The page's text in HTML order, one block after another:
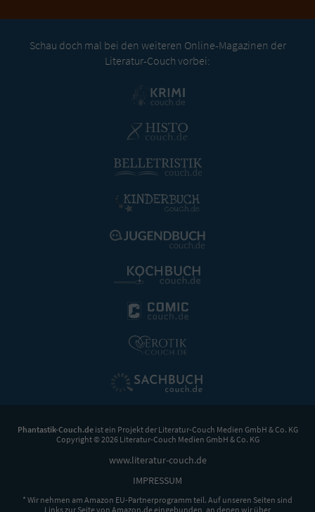
Schau doch mal bei den weiteren Online-Magazinen der
Literatur-Couch vorbei:
Phantastik-Couch.deist ein Projekt der Literatur-Couch Medien GmbH & Co. KG
Copyright © 2026 Literatur-Couch Medien GmbH & Co. KG
www.literatur-couch.de
IMPRESSUM
* Wir nehmen am Amazon EU-Partnerprogramm teil. Auf unseren Seiten sind
Links zur Seite von Amazon.de eingebunden, an denen wir über